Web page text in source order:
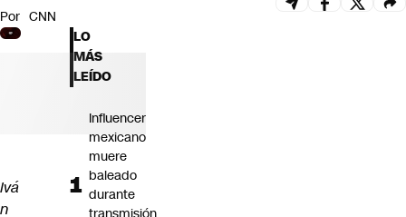
Por CNN
Ivá
n
LO
MÁS
LEÍDO
Influencer
mexicano
muere
baleado
durante
transmisión